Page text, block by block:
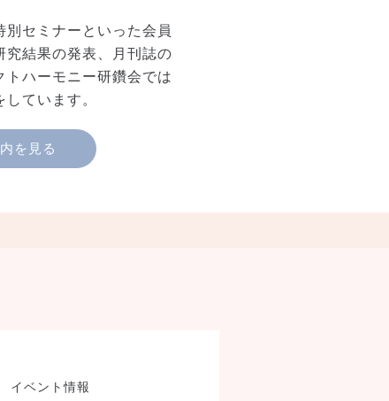
セミナーといった会員
究結果の発表、月刊誌の
トハーモニー研鑽会では
ています。
を見る
イベント情報